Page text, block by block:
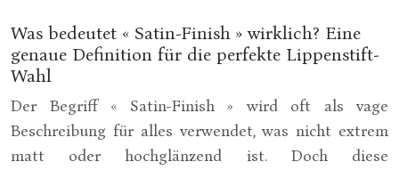
Was bedeutet « Satin-Finish » wirklich? Eine
genaue Definition für die perfekte Lippenstift-
Wahl
Der Begriff « Satin-Finish » wird oft als vage
Beschreibung für alles verwendet, was nicht extrem
matt oder hochglänzend ist. Doch diese